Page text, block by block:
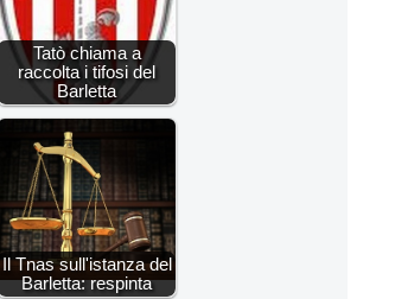
Tatò chiama a
raccolta i tifosi del
Barletta
Il Tnas sull'istanza del
Barletta: respinta